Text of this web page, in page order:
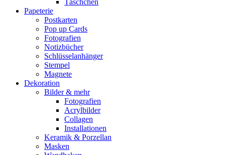
Täschchen
Papeterie
Postkarten
Pop up Cards
Fotografien
Notizbücher
Schlüsselanhänger
Stempel
Magnete
Dekoration
Bilder & mehr
Fotografien
Acrylbilder
Collagen
Installationen
Keramik & Porzellan
Masken